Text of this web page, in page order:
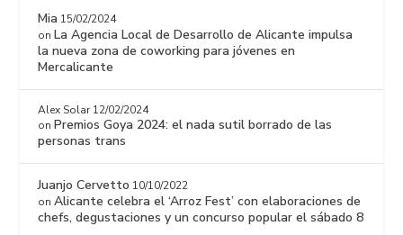
Mia 15/02/2024
on La Agencia Local de Desarrollo de Alicante impulsa
la nueva zona de coworking para jóvenes en
Mercalicante
Alex Solar 12/02/2024
on Premios Goya 2024: el nada sutil borrado de las
personas trans
Juanjo Cervetto 10/10/2022
onAlicante celebra el ‘Arroz Fest’ con elaboraciones de
chefs, degustaciones y un concurso popular el sábado 8